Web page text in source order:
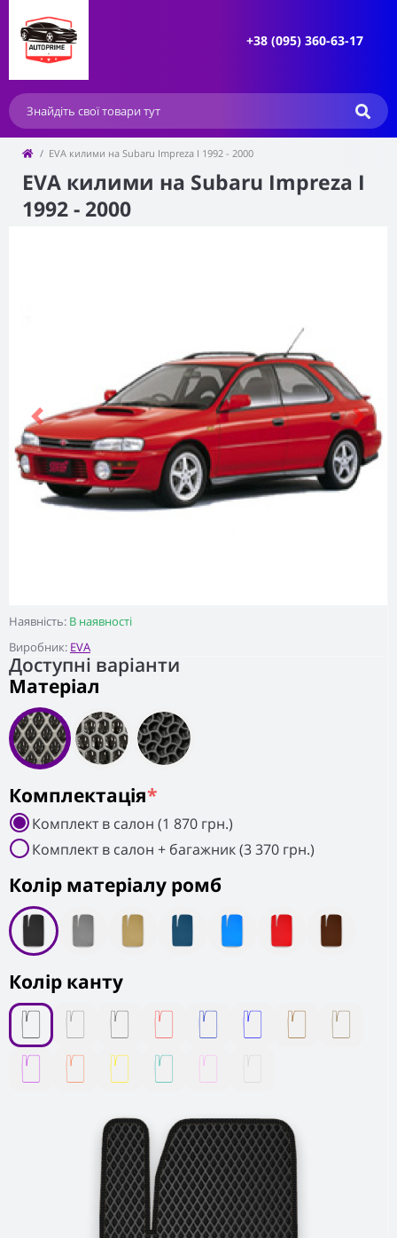
+38 (095) 360-63-17
EVA килими на Subaru Impreza I 1992 - 2000
EVA килими на Subaru Impreza I
1992 - 2000
Наявність: В наявності
Виробник: EVA
Previous Next
Доступні варіанти
Матеріал
Колiр матеріалу ромб
Колір канту
Комплектація*
Комплект в салон (1 870 грн.)
Комплект в салон + багажник (3 370 грн.)